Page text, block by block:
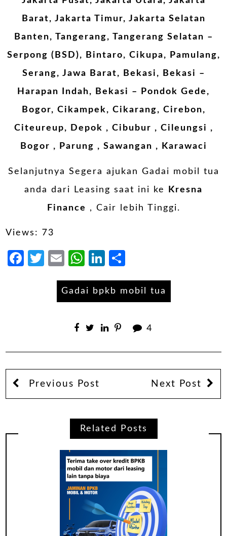
Barat, Jakarta Timur, Jakarta Selatan
Banten, Tangerang, Tangerang Selatan –
Serpong (BSD), Bintaro, Cikupa, Pamulang,
Serang, Jawa Barat, Bekasi, Bekasi –
Harapan Indah, Bekasi – Pondok Gede,
Bogor, Cikampek, Cikarang, Cirebon,
Citeureup, Depok , Cibubur , Cileungsi ,
Bogor , Parung , Sawangan , Karawaci
Selanjutnya Segera ajukan Gadai mobil tua
anda dari Leasing saat ini ke
Kresna
Finance
, Cair lebih Tinggi.
Views: 73
Facebook
Twitter
EmailWhatsApp
LinkedIn
Gadai bpkb mobil tua
4
Previous Post Next Post
Related Posts